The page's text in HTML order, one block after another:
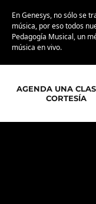
En Genesys, no sólo se
música, por eso todos
Pedagogía Musical, un
música en vivo.
AGENDA UNA
CORTESÍA